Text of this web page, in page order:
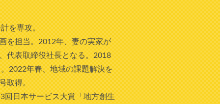
を専攻。
を担当。2012年、妻の実家が
代表取締役社長となる。2018
2022年春、地域の課題解決を
取得。
回日本サービス大賞「地方創生